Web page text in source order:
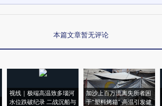
本篇文章暂无评论
视线｜极端高温致多瑙河
水位跌破纪录 二战沉船与
加沙上百万流离失所者困
于“塑料烤箱” 高温引发健